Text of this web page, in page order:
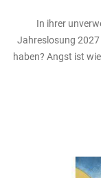
In ihrer
Jahreslosung
haben? Angst ist